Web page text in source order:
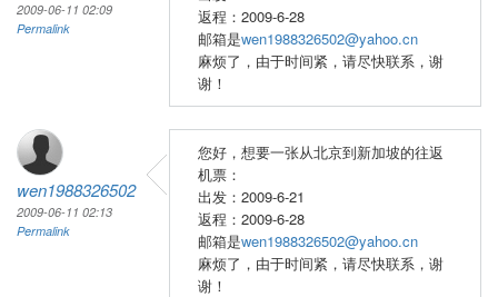
2009-06-11 02:09
Permalink
返程：2009-6-28
邮箱是wen1988326502@yahoo.cn
麻烦了，由于时间紧，请尽快联系，谢
谢！
wen1988326502
2009-06-11 02:13
Permalink
您好，想要一张从北京到新加坡的往返
机票：
出发：2009-6-21
返程：2009-6-28
邮箱是wen1988326502@yahoo.cn
麻烦了，由于时间紧，请尽快联系，谢
谢！